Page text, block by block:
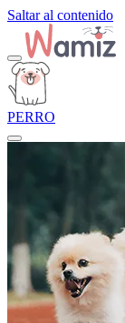
Saltar al contenido
PERRO